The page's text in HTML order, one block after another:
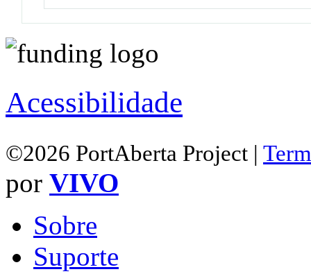
Acessibilidade
©2026 PortAberta Project |
por VIVO
Sobre
Suporte